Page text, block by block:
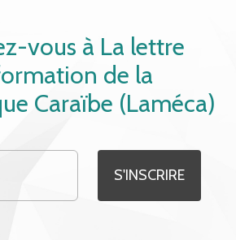
vous à La lettre
de la
Caraïbe (Laméca)